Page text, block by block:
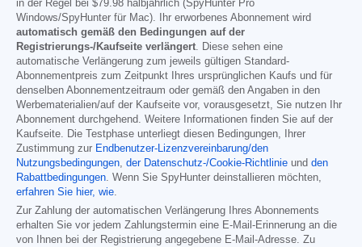
in der Regel bei $79.98 halbjährlich (SpyHunter Pro
Windows/SpyHunter für Mac). Ihr erworbenes Abonnement wird
automatisch gemäß den Bedingungen auf der
Registrierungs-/Kaufseite verlängert . Diese sehen eine
automatische Verlängerung zum jeweils gültigen Standard-
Abonnementpreis zum Zeitpunkt Ihres ursprünglichen Kaufs und für
denselben Abonnementzeitraum oder gemäß den Angaben in den
Werbematerialien/auf der Kaufseite vor, vorausgesetzt, Sie nutzen Ihr
Abonnement durchgehend. Weitere Informationen finden Sie auf der
Kaufseite. Die Testphase unterliegt diesen Bedingungen, Ihrer
Zustimmung zur Endbenutzer-Lizenzvereinbarung/den
Nutzungsbedingungen der Datenschutz-/Cookie-Richtlinie und den
Rabattbedingungen . Wenn Sie SpyHunter deinstallieren möchten,
erfahren Sie hier, wie
Zur Zahlung der automatischen Verlängerung Ihres Abonnements
erhalten Sie vor jedem Zahlungstermin eine E-Mail-Erinnerung an die
von Ihnen bei der Registrierung angegebene E-Mail-Adresse. Zu